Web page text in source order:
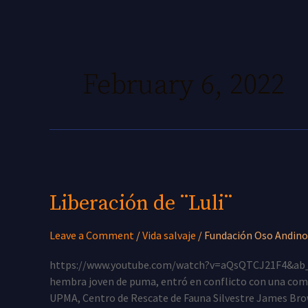
February 6, 2022
Liberación de ¨Luli¨
Leave a Comment /Vida salvaje / Fundación Oso Andino
https://www.youtube.com/
hembra joven de puma, entró en conflicto con una
UPMA, Centro de Rescate de Fauna Silvestre James
¨Luli¨